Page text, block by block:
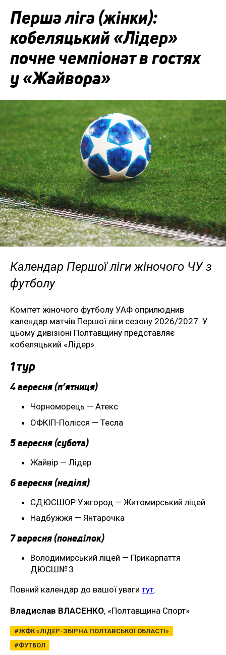
Перша ліга (жінки):
кобеляцький «Лідер»
почне чемпіонат в гостях
у «Жайвора»
Календар Першої ліги жіночого ЧУ з
футболу
Комітет жіночого футболу УАФ оприлюднив
календар матчів Першої ліги сезону 2026/2027. У
цьому дивізіоні Полтавщину представляє
кобеляцький «Лідер».
1 тур
4 вересня (п’ятниця)
Чорноморець — Атекс
ОФКІП-Полісся — Тесла
5 вересня (субота)
Жайвір — Лідер
6 вересня (неділя)
СДЮСШОР Ужгород — Житомирський ліцей
Надбужжя — Янтарочка
7 вересня (понеділок)
Володимирський ліцей — Прикарпаття
ДЮСШ№ 3
Повний календар до вашої уваги тут.
Владислав ВЛАСЕНКО, «Полтавщина Спорт»
ЖФК «ЛІДЕР-ЗБІРНА ПОЛТАВСЬКОЇ ОБЛАСТІ»
ФУТБОЛ